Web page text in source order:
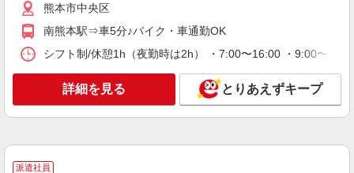
株式会社kotrio /●KM-H-2068728
＼収入アップを全面サポート／小規模デイ
STAFF｜資格支援制度あり
時給1450円〜2062円 ＜日払い有/週払い有/交
通費全支給(ガソリン代含む)＞
熊本市中央区
南熊本駅⇒車5分♪バイク・車通勤OK
シフト制/休憩1h（夜勤時は2h） ・7:00〜16:00 ・9:00〜
詳細を見る とりあえずキープ
派遣社員